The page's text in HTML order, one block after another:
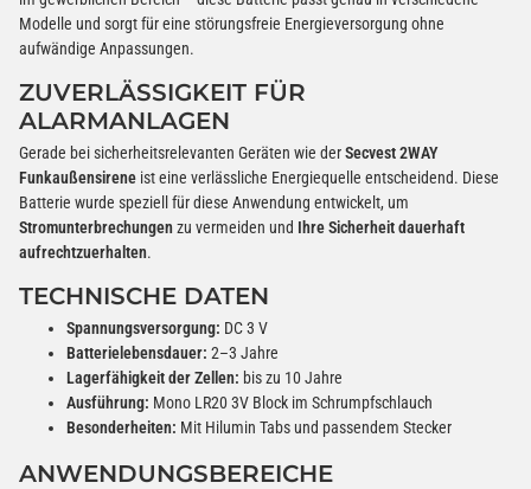
Modelle und sorgt für eine störungsfreie Energieversorgung ohne
aufwändige Anpassungen.
ZUVERLÄSSIGKEIT FÜR
ALARMANLAGEN
Gerade bei sicherheitsrelevanten Geräten wie derSecvest 2WAY
Funkaußensirene ist eine verlässliche Energiequelle entscheidend. Diese
Batterie wurde speziell für diese Anwendung entwickelt, um
Stromunterbrechungenzu vermeiden und Ihre Sicherheit dauerhaft
aufrechtzuerhalten.
TECHNISCHE DATEN
Spannungsversorgung: DC 3 V
Batterielebensdauer: 2–3 Jahre
Lagerfähigkeit der Zellen: bis zu 10 Jahre
Ausführung: Mono LR20 3V Block im Schrumpfschlauch
Besonderheiten: Mit Hilumin Tabs und passendem Stecker
ANWENDUNGSBEREICHE